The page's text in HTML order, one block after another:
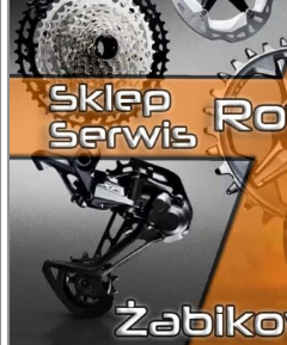
Sprawdź
+ 48 575
DANE
CHWYTY
KASETA WOLNOBIEG
RZĘDOWA